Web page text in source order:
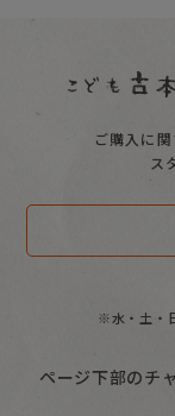
ご購入に
ス
※水・土・
ページ下部のチ